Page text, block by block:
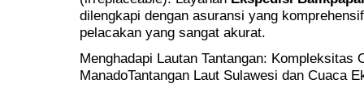
dilengkapi dengan asuransi yang
pelacakan yang sangat akurat.
Menghadapi Lautan Tantangan: Kompleksitas
ManadoTantangan Laut Sulawesi dan Cuaca